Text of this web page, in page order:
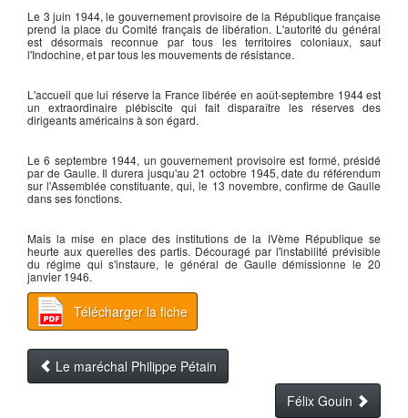
Le 3 juin 1944, le gouvernement provisoire de la République française
prend la place du Comité français de libération. L'autorité du général
est désormais reconnue par tous les territoires coloniaux, sauf
l'Indochine, et par tous les mouvements de résistance.
L'accueil que lui réserve la France libérée en août-septembre 1944 est
un extraordinaire plébiscite qui fait disparaître les réserves des
dirigeants américains à son égard.
Le 6 septembre 1944, un gouvernement provisoire est formé, présidé
par de Gaulle. Il durera jusqu'au 21 octobre 1945, date du référendum
sur l'Assemblée constituante, qui, le 13 novembre, confirme de Gaulle
dans ses fonctions.
Mais la mise en place des institutions de la IVème République se
heurte aux querelles des partis. Découragé par l'instabilité prévisible
du régime qui s'instaure, le général de Gaulle démissionne le 20
janvier 1946.
Télécharger la fiche
Le maréchal Philippe Pétain
Félix Gouin